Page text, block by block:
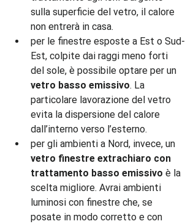
sulla superficie del vetro, il calore
non entrerà in casa.
per le finestre esposte a Est o Sud-
Est, colpite dai raggi meno forti
del sole, è possibile optare per un
vetro basso emissivo. La
particolare lavorazione del vetro
evita la dispersione del calore
dall’interno verso l’esterno.
per gli ambienti a Nord, invece, un
vetro finestre extrachiaro con
trattamento basso emissivo è la
scelta migliore. Avrai ambienti
luminosi con finestre che, se
posate in modo corretto e con